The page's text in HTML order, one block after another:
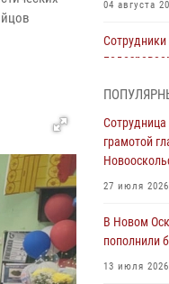
04 августа
При
области
03 августа
грамотой
27 июля
В Новом
пополнили
13 июля